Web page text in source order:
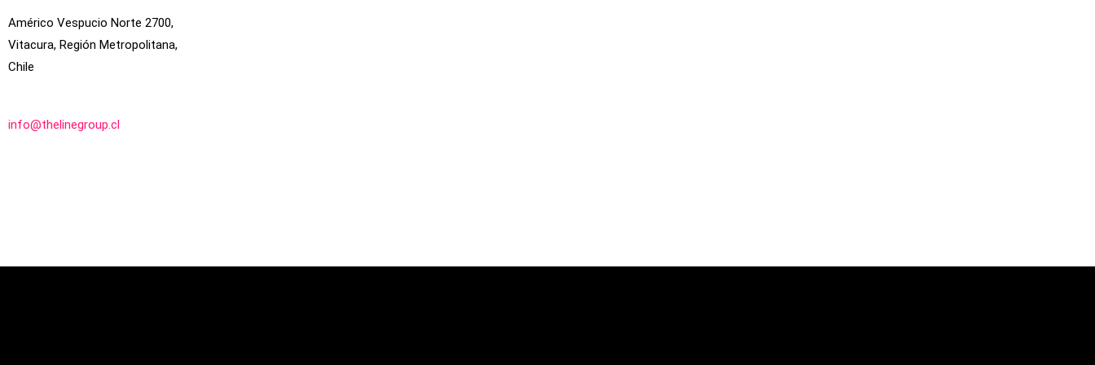
Américo Vespucio Norte 2700,
Vitacura, Región Metropolitana,
Chile
info@thelinegroup.cl